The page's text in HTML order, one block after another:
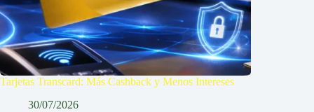
Tarjetas Transcard: Más Cashback y Menos Intereses
30/07/2026